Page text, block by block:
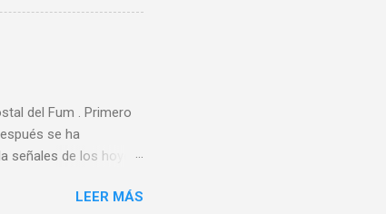
ser que la A.E.F.
de ningún
de España
80 y 90 En 1983 se
del Fum . Primero
se ha
señales de los hoyos,
que están
LEER MÁS